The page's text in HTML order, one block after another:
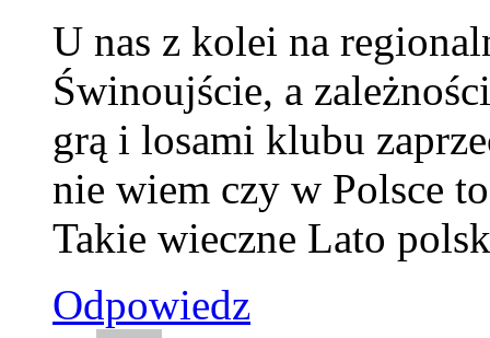
U nas z kolei na
Świnoujście, a
grą i losami klubu
nie wiem czy w Polsce
Takie wieczne Lato
Odpowiedz